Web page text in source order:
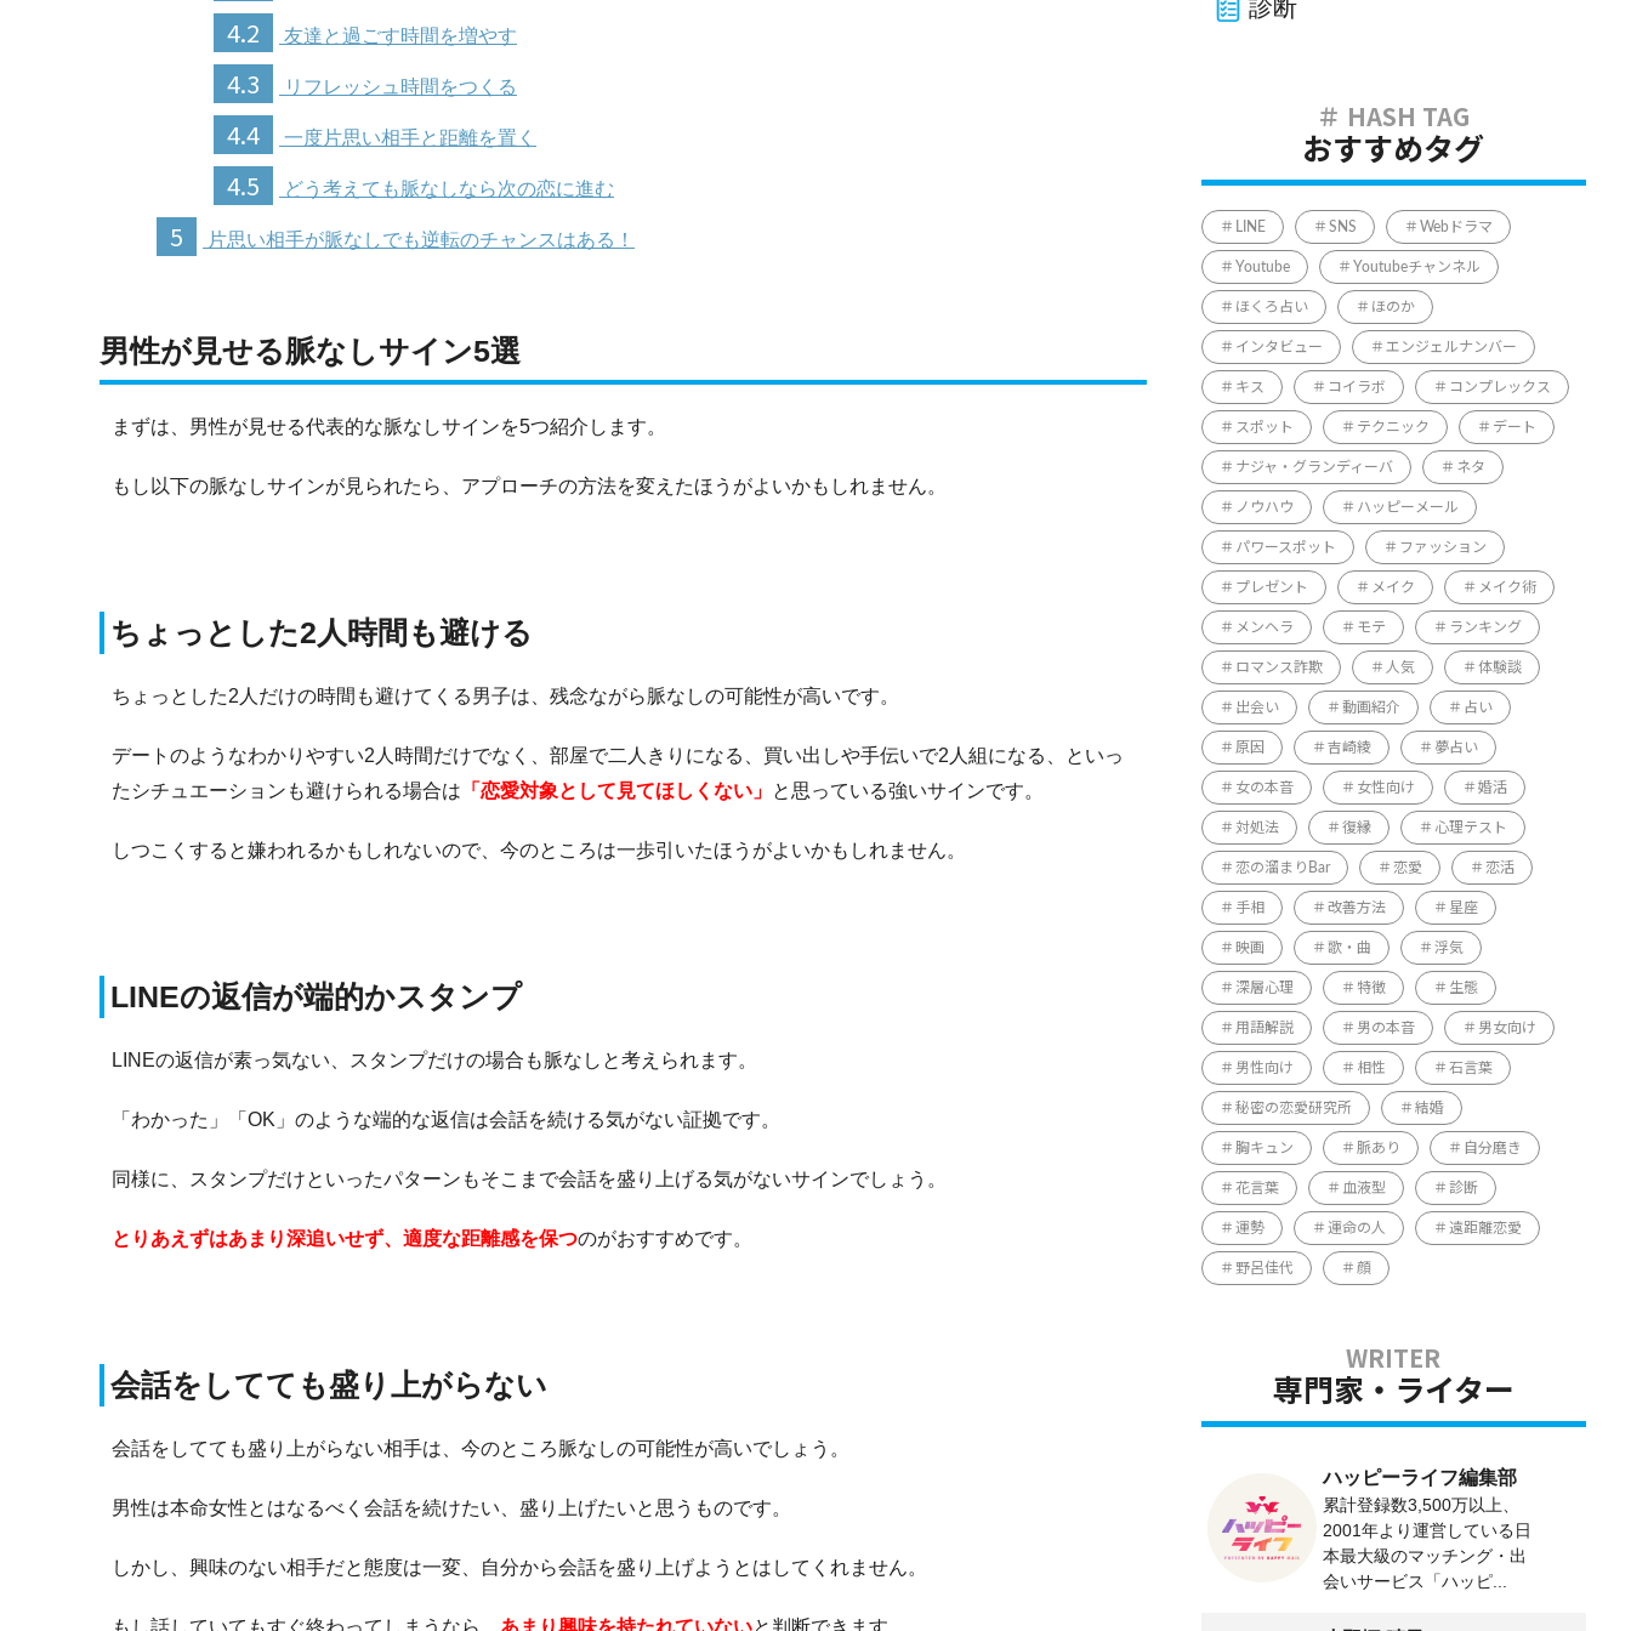
4.2 友達と過ごす時間を増やす
4.3 リフレッシュ時間をつくる
4.4 一度片思い相手と距離を置く
4.5 どう考えても脈なしなら次の恋に進む
5 片思い相手が脈なしでも逆転のチャンスはある！
男性が見せる脈なしサイン5選
まずは、男性が見せる代表的な脈なしサインを5つ紹介します。
もし以下の脈なしサインが見られたら、アプローチの方法を変えたほうがよいかもしれません。
ちょっとした2人時間も避ける
ちょっとした2人だけの時間も避けてくる男子は、残念ながら脈なしの可能性が高いです。
デートのようなわかりやすい2人時間だけでなく、部屋で二人きりになる、買い出しや手伝いで2人組になる、といっ
たシチュエーションも避けられる場合は 「恋愛対象として見てほしくない」 と思っている強いサインです。
しつこくすると嫌われるかもしれないので、今のところは一歩引いたほうがよいかもしれません。
LINEの返信が端的かスタンプ
LINEの返信が素っ気ない、スタンプだけの場合も脈なしと考えられます。
「わかった」「OK」のような端的な返信は会話を続ける気がない証拠です。
同様に、スタンプだけといったパターンもそこまで会話を盛り上げる気がないサインでしょう。
とりあえずはあまり深追いせず、適度な距離感を保つのがおすすめです。
会話をしてても盛り上がらない
会話をしてても盛り上がらない相手は、今のところ脈なしの可能性が高いでしょう。
男性は本命女性とはなるべく会話を続けたい、盛り上げたいと思うものです。
しかし、興味のない相手だと態度は一変、自分から会話を盛り上げようとはしてくれません。
もし話していてもすぐ終わってしまうなら、 あまり興味を持たれていないと判断できます。
診断
おすすめタグ
LINE SNS Webドラマ
Youtube Youtubeチャンネル
ほくろ占い ほのか
インタビュー エンジェルナンバー
キス コイラボ コンプレックス
スポット テクニック デート
ナジャ・グランディーバ ネタ
ノウハウ ハッピーメール
パワースポット ファッション
プレゼント メイク メイク術
メンヘラ モテ ランキング
ロマンス詐欺 人気 体験談
出会い 動画紹介 占い
原因 吉崎綾 夢占い
女の本音 女性向け 婚活
対処法 復縁 心理テスト
恋の溜まりBar 恋愛 恋活
手相 改善方法 星座
映画 歌・曲 浮気
深層心理 特徴 生態
用語解説 男の本音 男女向け
男性向け 相性 石言葉
秘密の恋愛研究所 結婚
胸キュン 脈あり 自分磨き
花言葉 血液型 診断
運勢 運命の人 遠距離恋愛
野呂佳代 顔
専門家・ライター
ハッピーライフ編集部
累計登録数3,500万以上、
2001年より運営している日
本最大級のマッチング・出
会いサービス「ハッピ...